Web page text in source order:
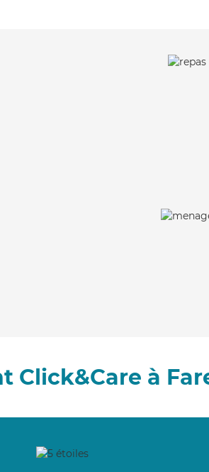
Click&Care à